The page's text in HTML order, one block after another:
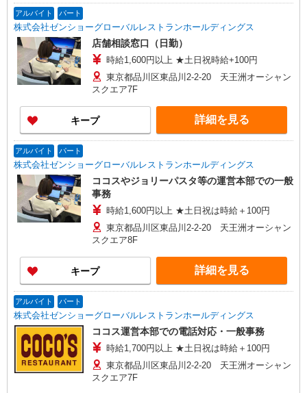
アルバイト パート
株式会社ゼンショーグローバルレストランホールディングス
店舗相談窓口（日勤）
時給1,600円以上 ★土日祝時給+100円
東京都品川区東品川2-2-20 天王洲オーシャン
スクエア7F
キープ 詳細を見る
アルバイト パート
株式会社ゼンショーグローバルレストランホールディングス
ココスやジョリーパスタ等の運営本部での一般
事務
時給1,600円以上 ★土日祝は時給＋100円
東京都品川区東品川2-2-20 天王洲オーシャン
スクエア8F
キープ 詳細を見る
アルバイト パート
株式会社ゼンショーグローバルレストランホールディングス
ココス運営本部での電話対応・一般事務
時給1,700円以上 ★土日祝は時給＋100円
東京都品川区東品川2-2-20 天王洲オーシャン
スクエア7F